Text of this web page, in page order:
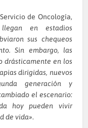
de Oncología,
llegan en estadios
sus chequeos
Sin embargo, las
drásticamente en los
dirigidas, nuevos
generación y
el escenario:
hoy pueden vivir
de vida».